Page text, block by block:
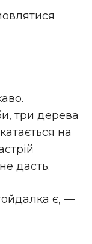
три дерева
на
дасть.
є, —